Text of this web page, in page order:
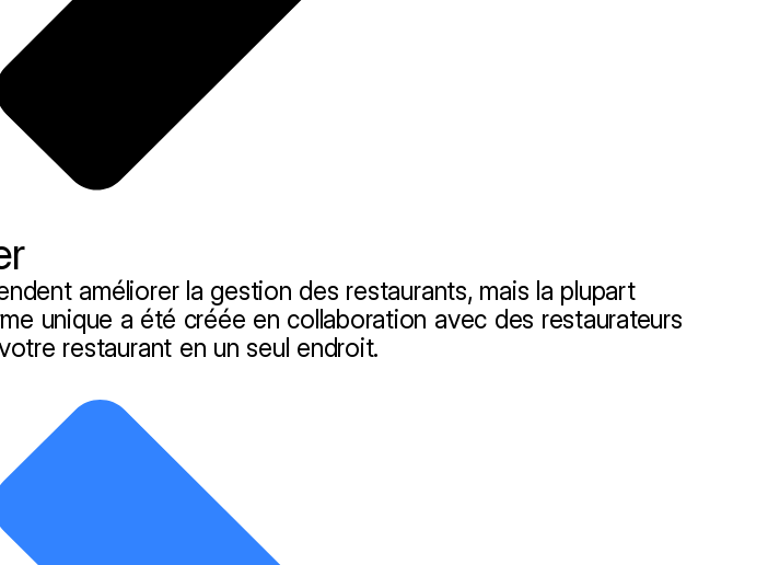
améliorer la gestion des restaurants, mais la plupart
unique a été créée en collaboration avec des restaurateurs
restaurant en un seul endroit.